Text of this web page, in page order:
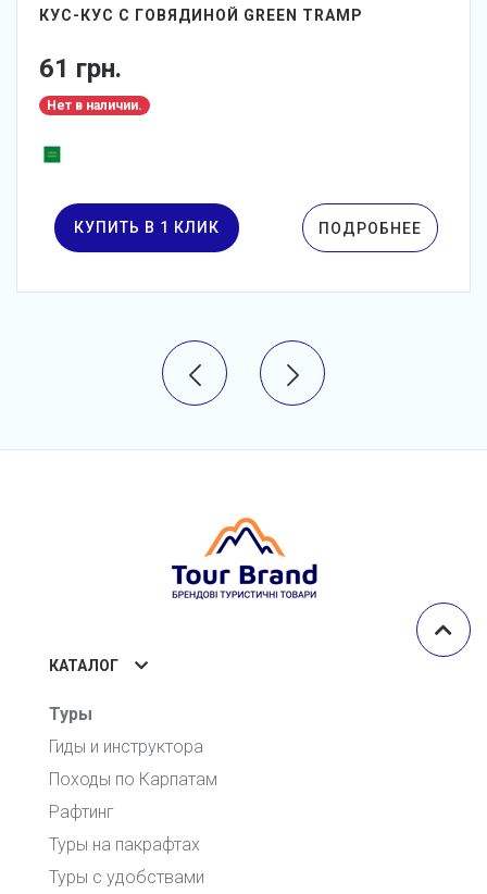
КУС-КУС С ГОВЯДИНОЙ GREEN TRAMP
61 грн.
Нет в наличии.
КУПИТЬ В 1 КЛИК ПОДРОБНЕЕ
КАТАЛОГ
Туры
Гиды и инструктора
Походы по Карпатам
Рафтинг
Туры на пакрафтах
Туры с удобствами